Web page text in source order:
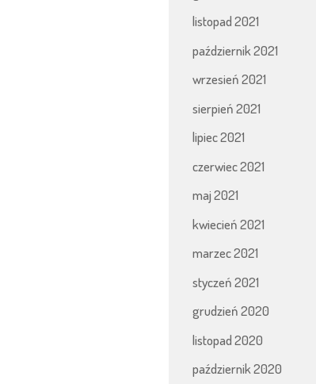
listopad 2021
październik 2021
wrzesień 2021
sierpień 2021
lipiec 2021
czerwiec 2021
maj 2021
kwiecień 2021
marzec 2021
styczeń 2021
grudzień 2020
listopad 2020
październik 2020